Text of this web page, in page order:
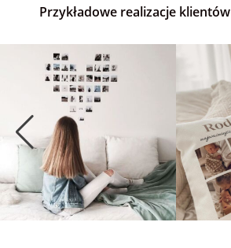
Przykładowe realizacje klientów